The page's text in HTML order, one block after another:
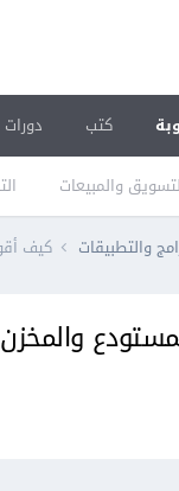
والمبيعات
كتب دورات
والتطبيقات كيف